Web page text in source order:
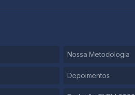
Nossa Metodologia
Depoimentos